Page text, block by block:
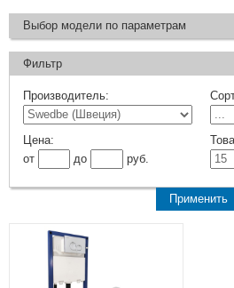
Выбор модели по параметрам
Фильтр
Производитель:
Цена:
от
до руб.